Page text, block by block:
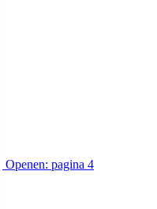
Openen: pagina 4